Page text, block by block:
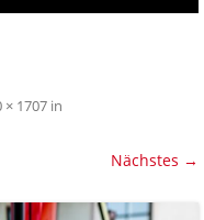
× 1707 in
Nächstes →